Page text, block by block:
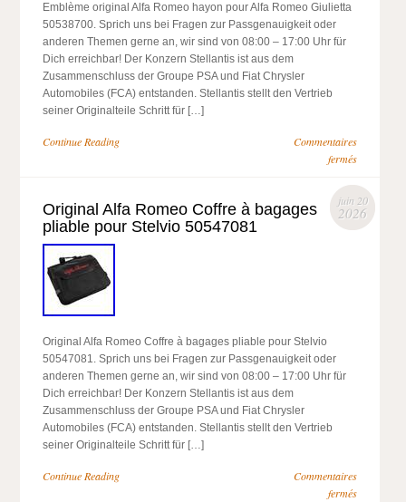
Emblème original Alfa Romeo hayon pour Alfa Romeo Giulietta
50538700. Sprich uns bei Fragen zur Passgenauigkeit oder
anderen Themen gerne an, wir sind von 08:00 – 17:00 Uhr für
Dich erreichbar! Der Konzern Stellantis ist aus dem
Zusammenschluss der Groupe PSA und Fiat Chrysler
Automobiles (FCA) entstanden. Stellantis stellt den Vertrieb
seiner Originalteile Schritt für […]
Continue Reading
Commentaires
fermés
juin 20
2026
Original Alfa Romeo Coffre à bagages
pliable pour Stelvio 50547081
Original Alfa Romeo Coffre à bagages pliable pour Stelvio
50547081. Sprich uns bei Fragen zur Passgenauigkeit oder
anderen Themen gerne an, wir sind von 08:00 – 17:00 Uhr für
Dich erreichbar! Der Konzern Stellantis ist aus dem
Zusammenschluss der Groupe PSA und Fiat Chrysler
Automobiles (FCA) entstanden. Stellantis stellt den Vertrieb
seiner Originalteile Schritt für […]
Continue Reading
Commentaires
fermés